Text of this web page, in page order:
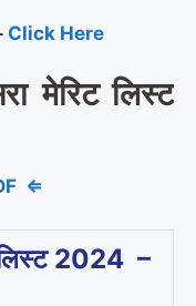
Click Here
मेरिट लिस्ट
⇐
2024 –